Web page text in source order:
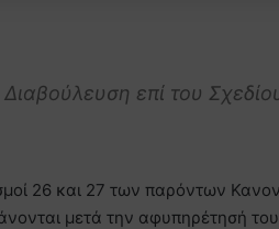
επί του
26 και 27 των παρόντων
μετά την αφυπηρέτησή